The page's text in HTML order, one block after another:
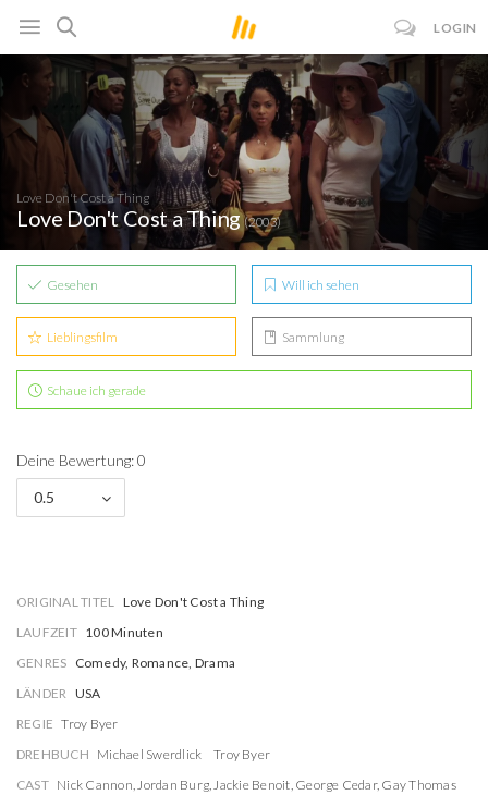
LOGIN
Love Don't Cost a Thing
Love Don't Cost a Thing(2003)
Gesehen Will ich sehen
Lieblingsfilm Sammlung
Schaue ich gerade
Deine Bewertung: 0
0.5
ORIGINAL TITEL Love Don't Cost a Thing
LAUFZEIT 100 Minuten
GENRES Comedy, Romance, Drama
LÄNDER USA
REGIE Troy Byer
DREHBUCH Michael Swerdlick
Troy Byer
CAST Nick Cannon,Jordan Burg,Jackie Benoit, George Cedar, Gay Thomas